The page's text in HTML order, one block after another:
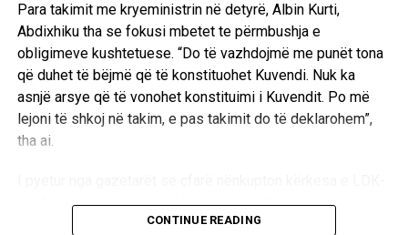
Para takimit me kryeministrin në detyrë, Albin Kurti,
Abdixhiku tha se fokusi mbetet te përmbushja e
obligimeve kushtetuese. “Do të vazhdojmë me punët tona
që duhet të bëjmë që të konstituohet Kuvendi. Nuk ka
asnjë arsye që të vonohet konstituimi i Kuvendit. Po më
lejoni të shkoj në takim, e pas takimit do të deklarohem”,
tha ai.
së, Abdixhiku u përgjigj shkurt se ajo lidhet “…për
konstituimin e Kuvendit”.CONTINUE READING